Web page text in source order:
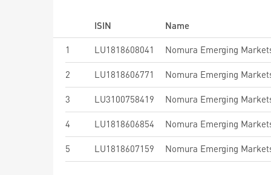
ISIN
Name
1
LU1818608041 Nomura Emerging
2 LU1818606771 Nomura Emerging
3 LU3100758419 Nomura Emerging
4 LU1818606854 Nomura Emerging
5 LU1818607159 Nomura Emerging